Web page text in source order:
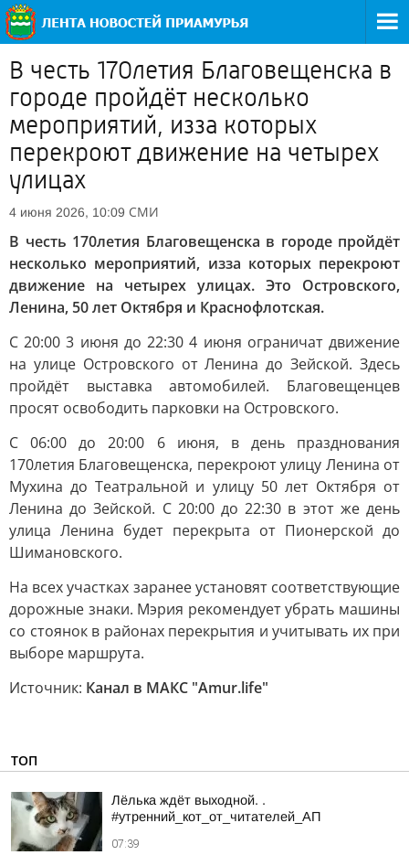
В честь 170летия Благовещенска в
городе пройдёт несколько
мероприятий, изза которых
перекроют движение на четырех
улицах
4 июня 2026, 10:09 СМИ
В честь 170летия Благовещенска в городе пройдёт
несколько мероприятий, изза которых перекроют
движение на четырех улицах. Это Островского,
Ленина, 50 лет Октября и Краснофлотская.
С 20:00 3 июня до 22:30 4 июня ограничат движение
на улице Островского от Ленина до Зейской. Здесь
пройдёт выставка автомобилей. Благовещенцев
просят освободить парковки на Островского.
С 06:00 до 20:00 6 июня, в день празднования
170летия Благовещенска, перекроют улицу Ленина от
Мухина до Театральной и улицу 50 лет Октября от
Ленина до Зейской. С 20:00 до 22:30 в этот же день
улица Ленина будет перекрыта от Пионерской до
Шимановского.
На всех участках заранее установят соответствующие
дорожные знаки. Мэрия рекомендует убрать машины
со стоянок в районах перекрытия и учитывать их при
выборе маршрута.
Источник: Канал в МАКС "Аmur.life"
ТОП
Лёлька ждёт выходной. .
#утренний_кот_от_читателей_АП
07:39